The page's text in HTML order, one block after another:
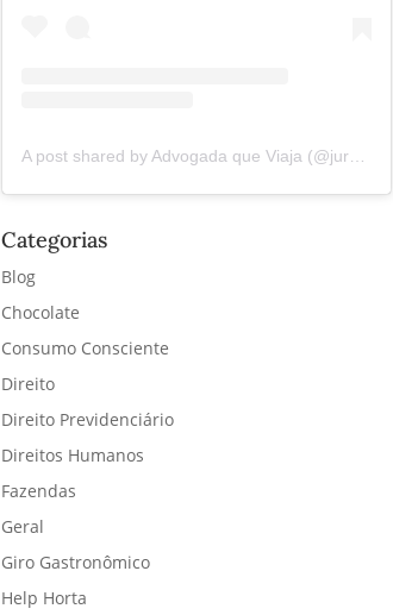
A post shared by Advogada que Viaja (@juremacintra)
Categorias
Blog
Chocolate
Consumo Consciente
Direito
Direito Previdenciário
Direitos Humanos
Fazendas
Geral
Giro Gastronômico
Help Horta